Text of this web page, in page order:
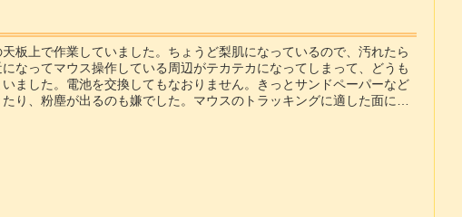
板上で作業していました。ちょうど梨肌になっているので、汚れたら
なってマウス操作している周辺がテカテカになってしまって、どうも
ました。電池を交換してもなおりません。きっとサンドペーパーなど
り、粉塵が出るのも嫌でした。マウスのトラッキングに適した面につ